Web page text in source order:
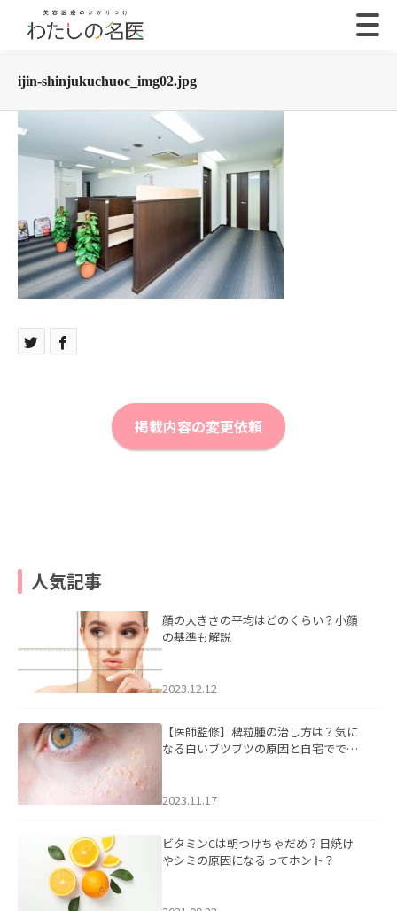
ijin-shinjukuchuoc_img02.jpg
掲載内容の変更依頼
人気記事
顔の大きさの平均はどのくらい？小顔
の基準も解説
2023.12.12
【医師監修】稗粒腫の治し方は？気に
なる白いブツブツの原因と自宅ででき
2023.11.17
ビタミンCは朝つけちゃだめ？日焼け
やシミの原因になるってホント？